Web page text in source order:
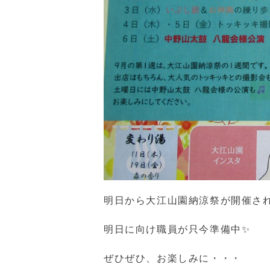
明日から大江山園納涼祭が開催さ
明日に向け職員が只今準備中✨
ぜひぜひ、お楽しみに・・・